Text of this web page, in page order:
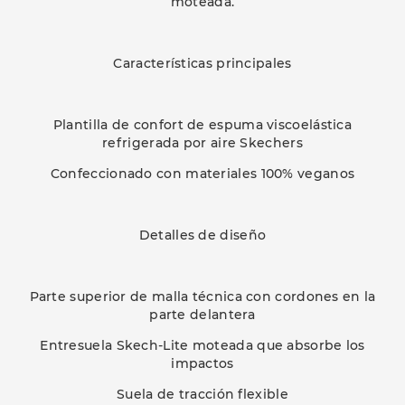
Características principales
Plantilla de confort de espuma viscoelástica
refrigerada por aire Skechers
Confeccionado con materiales 100% veganos
Detalles de diseño
Parte superior de malla técnica con cordones en la
parte delantera
Entresuela Skech-Lite moteada que absorbe los
impactos
Suela de tracción flexible